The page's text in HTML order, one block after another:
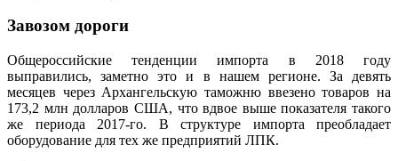
Завозом дороги
Общероссийские тенденции импорта в 2018 году
выправились, заметно это и в нашем регионе. За девять
месяцев через Архангельскую таможню ввезено товаров на
173,2 млн долларов США, что вдвое выше показателя такого
же периода 2017-го. В структуре импорта преобладает
оборудование для тех же предприятий ЛПК.